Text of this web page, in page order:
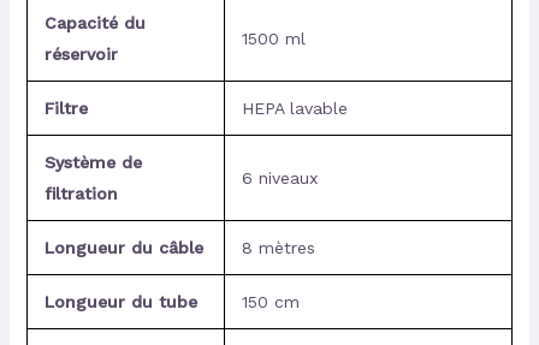
Capacité du
réservoir
1500 ml
Filtre HEPA lavable
Système de
filtration
6 niveaux
Longueur du câble 8 mètres
Longueur du tube 150 cm